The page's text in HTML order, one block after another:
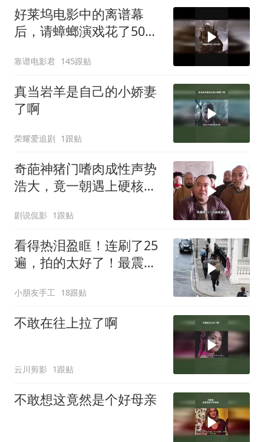
好莱坞电影中的离谱幕
后，请蟑螂演戏花了50万
靠谱电影君 145跟贴
真当岩羊是自己的小娇妻
了啊
荣耀爱追剧 1跟贴
奇葩神猪门嗜肉成性声势
浩大，竟一朝遇上硬核江
剧说侃影 1跟贴
看得热泪盈眶！连刷了25
遍，拍的太好了！最震惊
小朋友手工 18跟贴
不敢在往上拉了啊
云川剪影 1跟贴
不敢想这竟然是个好母亲